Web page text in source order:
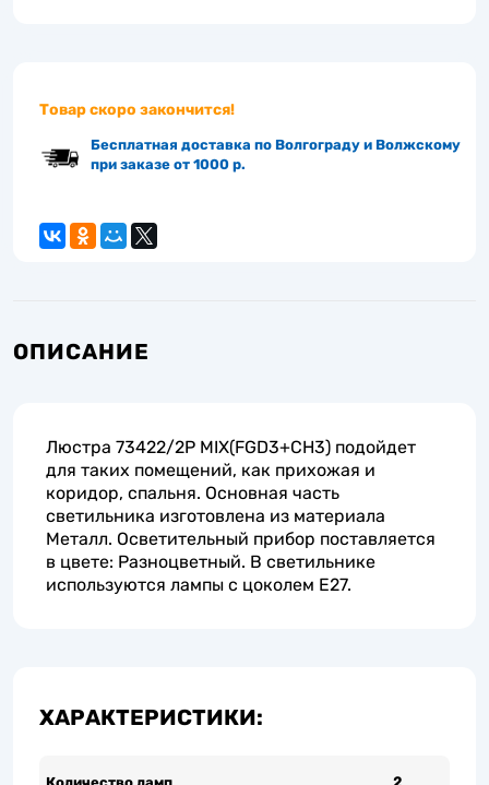
Товар скоро закончится!
Бесплатная доставка по Волгограду и Волжскому
при заказе от 1000 р.
ОПИСАНИЕ
Люстра 73422/2P MIX(FGD3+CH3) подойдет
для таких помещений, как прихожая и
коридор, спальня. Основная часть
светильника изготовлена из материала
Металл. Осветительный прибор поставляется
в цвете: Разноцветный. В светильнике
используются лампы с цоколем E27.
ХАРАКТЕРИСТИКИ:
Количество ламп 2